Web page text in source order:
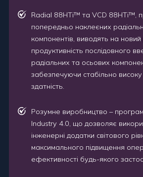
Radial 88HTi™ та VCD 88HTi™,
попередньо наклеєних
компонентів, виводять на новий
продуктивність послідовного
радіальних та осьових
забезпечуючи стабільно
здатність.
Розумне виробництво –
Industry 4.0, що дозволяє
інженерні додатки світового
максимального підвищення
ефективності будь-якого